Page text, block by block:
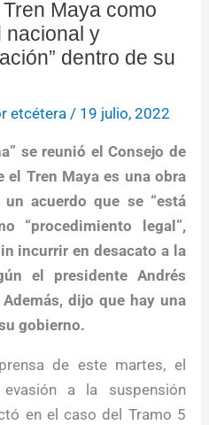
Maya como
nacional y
dentro de su
etcétera / 19 julio, 2022
se reunió el Consejo de
el Tren Maya es una obra
acuerdo que se “está
“procedimiento legal”,
incurrir en desacato a la
el presidente Andrés
dijo que hay una
gobierno.
de este martes, el
a la suspensión
en el caso del Tramo 5